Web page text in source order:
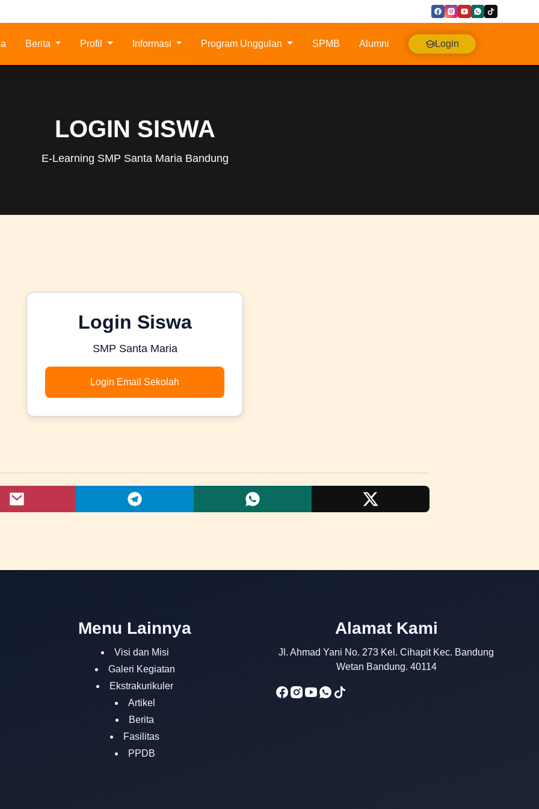
Berita Profil Informasi Program Unggulan SPMB Alumni Login
Kris Analia
LOGIN SISWA
E-Learning SMP Santa Maria Bandung
Login Siswa
SMP Santa Maria
Login Email Sekolah
Menu Lainnya
Visi dan Misi
Galeri Kegiatan
Ekstrakurikuler
Artikel
Berita
Fasilitas
PPDB
Alamat Kami
Jl. Ahmad Yani No. 273 Kel. Cihapit Kec. Bandung
Wetan Bandung. 40114